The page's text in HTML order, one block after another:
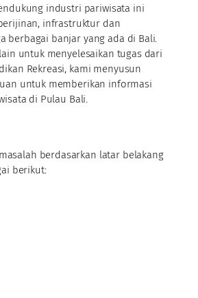
industri pariwisata ini
infrastruktur dan
berbagai banjar yang ada di Bali.
untuk menyelesaikan tugas dari
Rekreasi, kami menyusun
untuk memberikan informasi
di Pulau Bali.
berdasarkan latar belakang
berikut: